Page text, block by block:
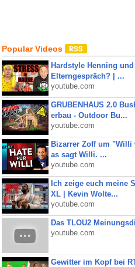
Popular Videos
Hardstyle Henning
Elterngespräch? | ...
youtube.com
GRUBENHAUS 2.0
erbau - Outdoor Bu...
youtube.com
Bizarrer Zoff um "Willi
as sagt Willi. ...
youtube.com
Ich zeige euch meine
XL | Kevin Wolte...
youtube.com
Das TLOU2
youtube.com
Gewitter im Kopf bei